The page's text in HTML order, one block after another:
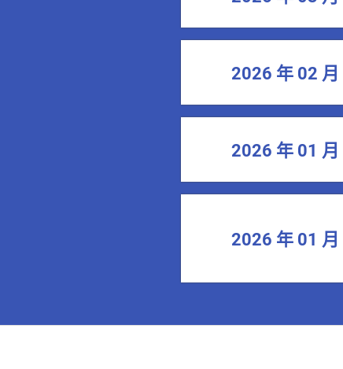
2026 年 02 月
2026 年 01 月
2026 年 01 月